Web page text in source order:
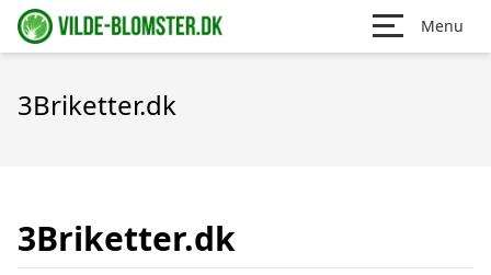
Menu
3Briketter.dk
3Briketter.dk